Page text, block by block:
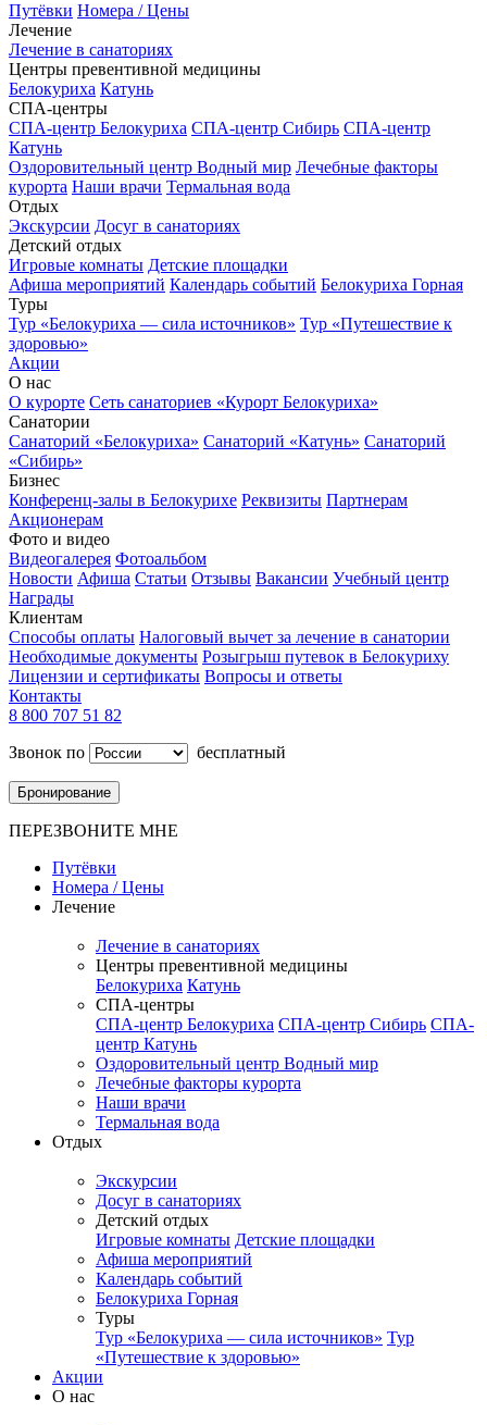
Путёвки Номера / Цены
Лечение
Лечение в санаториях
Центры превентивной медицины
Белокуриха Катунь
СПА-центры
СПА-центр Белокуриха СПА-центр Сибирь СПА-центр
Катунь
Оздоровительный центр Водный мир Лечебные факторы
курорта Наши врачи Термальная вода
Отдых
Экскурсии Досуг в санаториях
Детский отдых
Игровые комнаты Детские площадки
Афиша мероприятий Календарь событий Белокуриха Горная
Туры
Тур «Белокуриха — сила источников» Тур «Путешествие к
здоровью»
Акции
О нас
О курорте Сеть санаториев «Курорт Белокуриха»
Санатории
Санаторий «Белокуриха» Санаторий «Катунь» Санаторий
«Сибирь»
Бизнес
Конференц-залы в Белокурихе Реквизиты Партнерам
Акционерам
Фото и видео
Видеогалерея Фотоальбом
Новости Афиша Статьи Отзывы Вакансии Учебный центр
Награды
Клиентам
Способы оплаты Налоговый вычет за лечение в санатории
Необходимые документы Розыгрыш путевок в Белокуриху
Лицензии и сертификаты Вопросы и ответы
Контакты
8 800 707 51 82
Звонок по
бесплатный
Бронирование
ПЕРЕЗВОНИТЕ МНЕ
Путёвки
Номера / Цены
Лечение
Лечение в санаториях
Центры превентивной медицины
Белокуриха Катунь
СПА-центры
СПА-центр Белокуриха СПА-центр Сибирь СПА-
центр Катунь
Оздоровительный центр Водный мир
Лечебные факторы курорта
Наши врачи
Термальная вода
Отдых
Экскурсии
Досуг в санаториях
Детский отдых
Игровые комнаты Детские площадки
Афиша мероприятий
Календарь событий
Белокуриха Горная
Туры
Тур «Белокуриха — сила источников» Тур
«Путешествие к здоровью»
Акции
О нас